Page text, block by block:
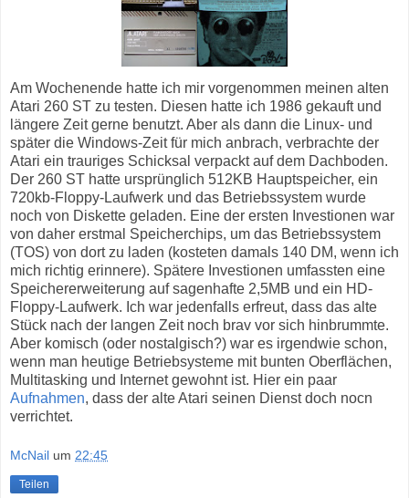
Am Wochenende hatte ich mir vorgenommen meinen alten
Atari 260 ST zu testen. Diesen hatte ich 1986 gekauft und
längere Zeit gerne benutzt. Aber als dann die Linux- und
später die Windows-Zeit für mich anbrach, verbrachte der
Atari ein trauriges Schicksal verpackt auf dem Dachboden.
Der 260 ST hatte ursprünglich 512KB Hauptspeicher, ein
720kb-Floppy-Laufwerk und das Betriebssystem wurde
noch von Diskette geladen. Eine der ersten Investionen war
von daher erstmal Speicherchips, um das Betriebssystem
(TOS) von dort zu laden (kosteten damals 140 DM, wenn ich
mich richtig erinnere). Spätere Investionen umfassten eine
Speichererweiterung auf sagenhafte 2,5MB und ein HD-
Floppy-Laufwerk. Ich war jedenfalls erfreut, dass das alte
Stück nach der langen Zeit noch brav vor sich hinbrummte.
Aber komisch (oder nostalgisch?) war es irgendwie schon,
wenn man heutige Betriebsysteme mit bunten Oberflächen,
Multitasking und Internet gewohnt ist. Hier ein paar
Aufnahmen, dass der alte Atari seinen Dienst doch nocn
verrichtet.
McNail um 22:45
Teilen